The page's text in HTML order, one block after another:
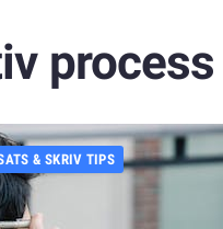
process
& SKRIV TIPS